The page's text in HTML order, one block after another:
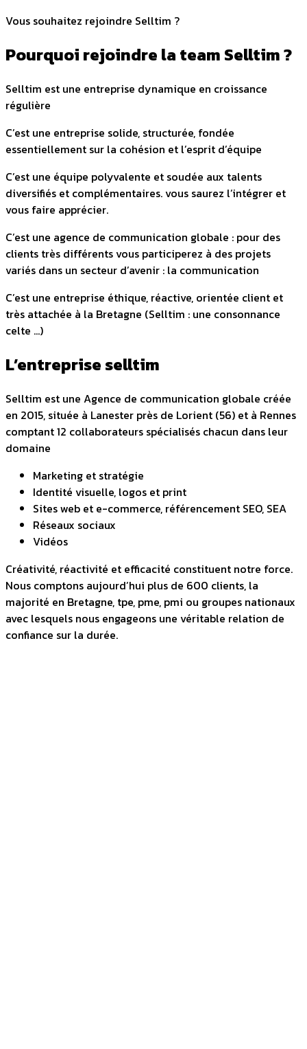
Vous souhaitez rejoindre Selltim ?
Pourquoi rejoindre la team Selltim ?
Selltim est une entreprise dynamique en croissance
régulière
C’est une entreprise solide, structurée, fondée
essentiellement sur la cohésion et l’esprit d’équipe
C’est une équipe polyvalente et soudée aux talents
diversifiés et complémentaires. vous saurez l’intégrer et
vous faire apprécier.
C’est une agence de communication globale : pour des
clients très différents vous participerez à des projets
variés dans un secteur d’avenir : la communication
C’est une entreprise éthique, réactive, orientée client et
très attachée à la Bretagne (Selltim : une consonnance
celte …)
L’entreprise selltim
Selltim est une Agence de communication globale créée
en 2015, située à Lanester près de Lorient (56) et à Rennes
comptant 12 collaborateurs spécialisés chacun dans leur
domaine
Marketing et stratégie
Identité visuelle, logos et print
Sites web et e-commerce, référencement SEO, SEA
Réseaux sociaux
Vidéos
Créativité, réactivité et efficacité constituent notre force.
Nous comptons aujourd’hui plus de 600 clients, la
majorité en Bretagne, tpe, pme, pmi ou groupes nationaux
avec lesquels nous engageons une véritable relation de
confiance sur la durée.